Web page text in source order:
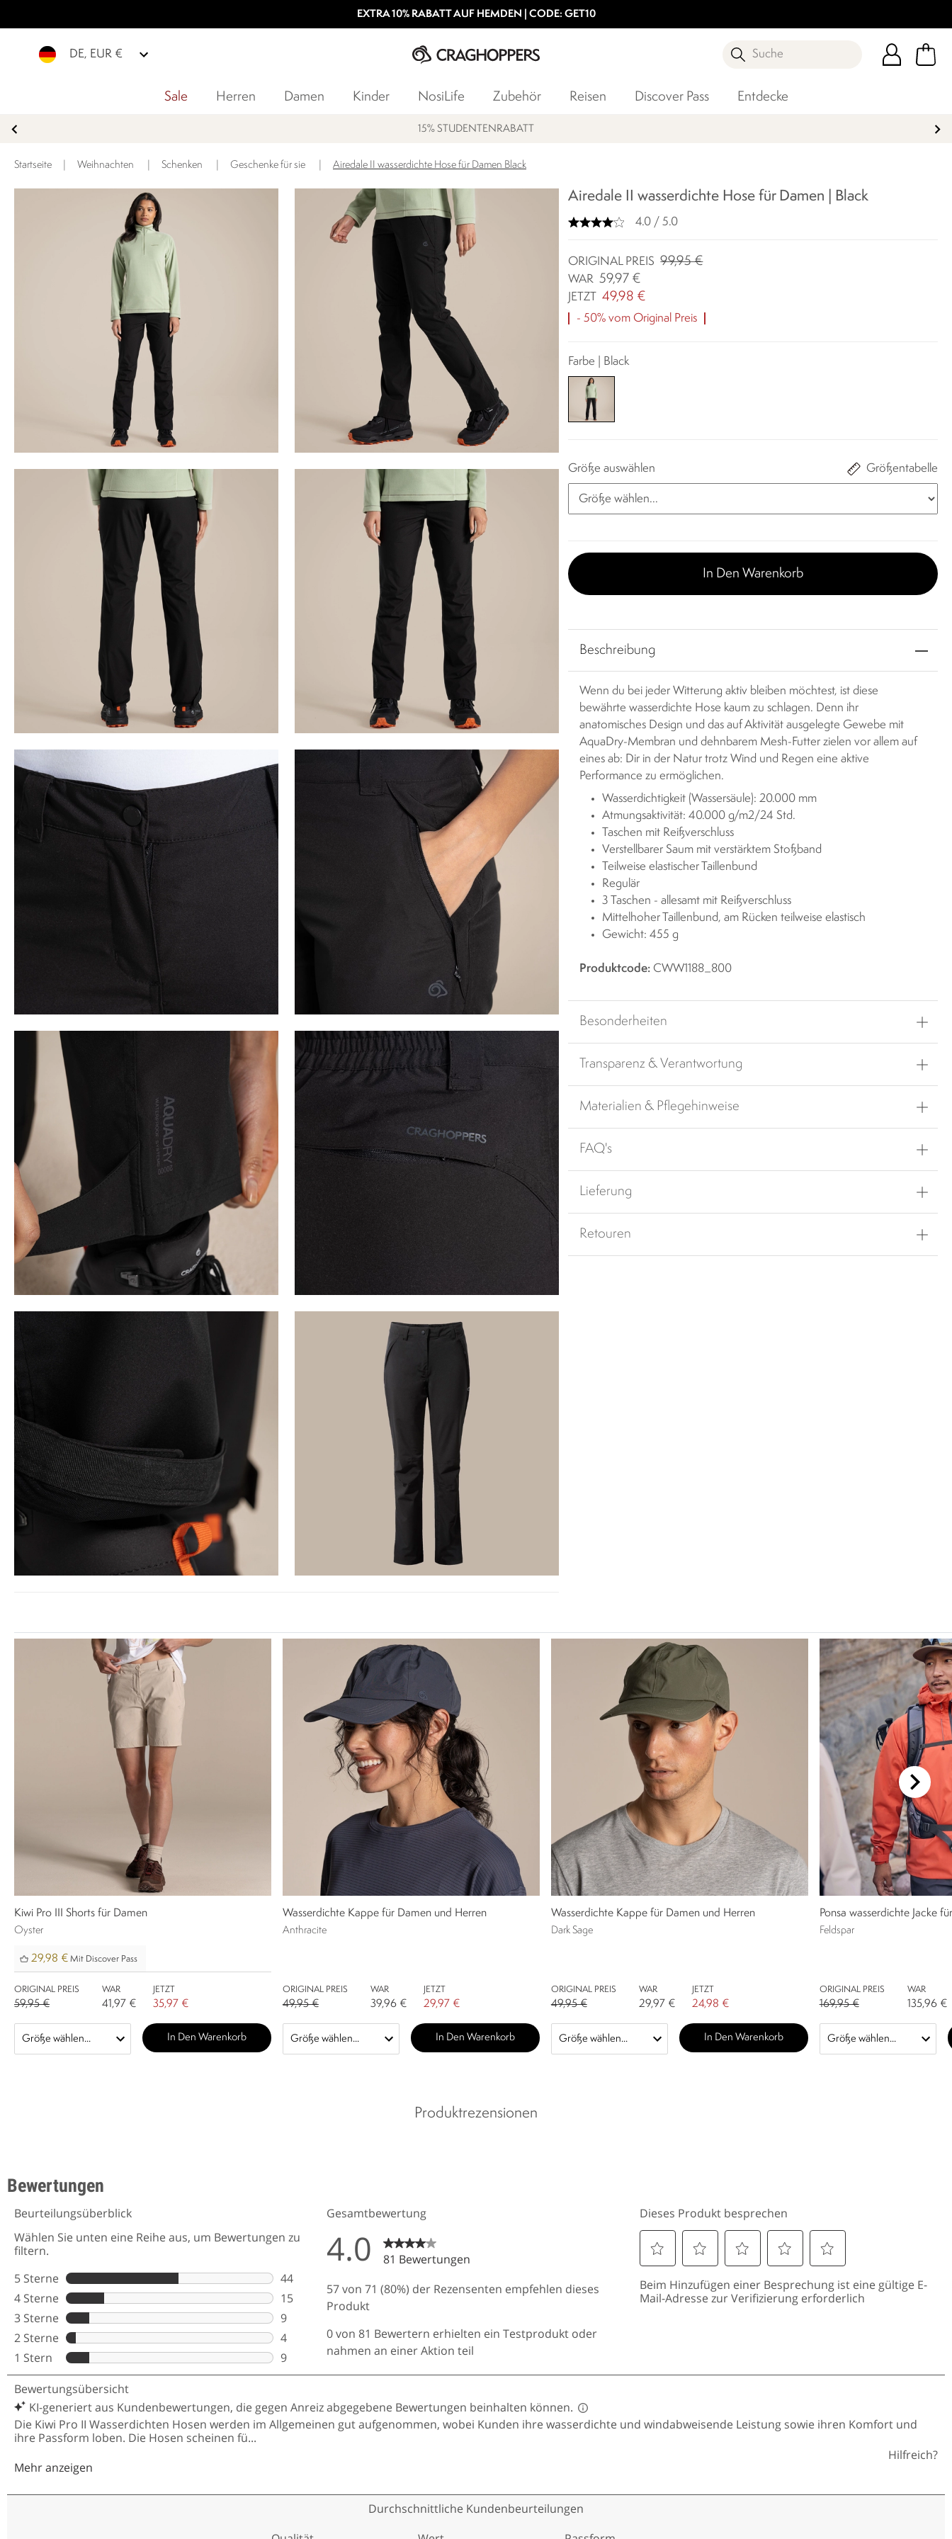
EXTRA 10% RABATT AUF HEMDEN | CODE: GET10
DE, EUR € Suche
Sale Herren Damen Kinder NosiLife Zubehör Reisen Discover Pass Entdecke
15% STUDENTENRABATT
Startseite Weihnachten Schenken Geschenke für sie Airedale II wasserdichte Hose für Damen Black
Airedale II wasserdichte Hose für Damen | Black
4.0 / 5.0
ORIGINAL PREIS 99,95 €
WAR 59,97 €
JETZT 49,98 €
- 50% vom Original Preis
Farbe | Black
Größe auswählen Größentabelle
In Den Warenkorb
Beschreibung
Wenn du bei jeder Witterung aktiv bleiben möchtest, ist diese
bewährte wasserdichte Hose kaum zu schlagen. Denn ihr
anatomisches Design und das auf Aktivität ausgelegte Gewebe mit
AquaDry-Membran und dehnbarem Mesh-Futter zielen vor allem auf
eines ab: Dir in der Natur trotz Wind und Regen eine aktive
Performance zu ermöglichen.
Wasserdichtigkeit (Wassersäule): 20.000 mm
Atmungsaktivität: 40.000 g/m2/24 Std.
Taschen mit Reißverschluss
Verstellbarer Saum mit verstärktem Stoßband
Teilweise elastischer Taillenbund
Regulär
3 Taschen - allesamt mit Reißverschluss
Mittelhoher Taillenbund, am Rücken teilweise elastisch
Gewicht: 455 g
Produktcode: CWW1188_800
Besonderheiten
Transparenz & Verantwortung
Materialien & Pflegehinweise
FAQ's
Lieferung
Retouren
Kiwi Pro III Shorts für Damen
Oyster
29,98 € Mit Discover Pass
ORIGINAL PREIS
59,95 €
WAR
41,97 €
JETZT
35,97 €
In Den Warenkorb
Wasserdichte Kappe für Damen und Herren
Anthracite
ORIGINAL PREIS
49,95 €
WAR
39,96 €
JETZT
29,97 €
In Den Warenkorb
Wasserdichte Kappe für Damen und Herren
Dark Sage
ORIGINAL PREIS
49,95 €
WAR
29,97 €
JETZT
24,98 €
In Den Warenkorb
Ponsa wasserdichte Jacke
Feldspar
ORIGINAL PREIS
169,95 €
WAR
135,96 €
Produktrezensionen